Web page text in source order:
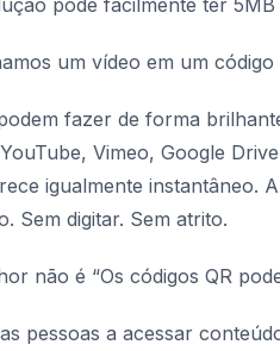
um vídeo em um código
fazer de forma
Vimeo, Google
igualmente instantâneo.
Sem digitar. Sem atrito.
não é “Os códigos QR
pessoas a acessar